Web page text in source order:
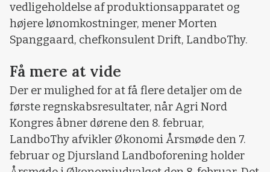
vedligeholdelse af produktionsapparatet og
højere lønomkostninger, mener Morten
Spanggaard, chefkonsulent Drift, LandboThy.
Få mere at vide
Der er mulighed for at få flere detaljer om de
første regnskabsresultater, når Agri Nord
Kongres åbner dørene den 8. februar,
LandboThy afvikler Økonomi Årsmøde den 7.
februar og Djursland Landboforening holder